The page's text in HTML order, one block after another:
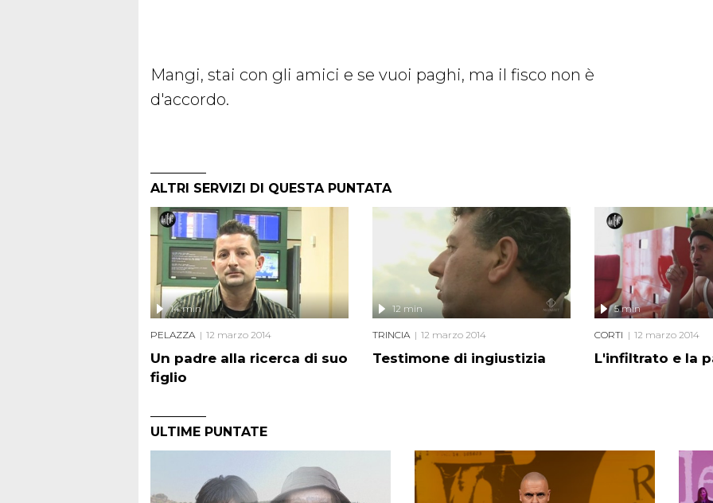
Mangi, stai con gli amici e se vuoi paghi, ma il fisco non è
d'accordo.
ALTRI SERVIZI DI QUESTA PUNTATA
Un padre alla ricerca di suo
figlio
14 min
PELAZZA 12 marzo 2014
Testimone di ingiustizia
12 min
TRINCIA 12 marzo 2014
L'infiltrato e la
5 min
CORTI 12 marzo 2014
ULTIME PUNTATE